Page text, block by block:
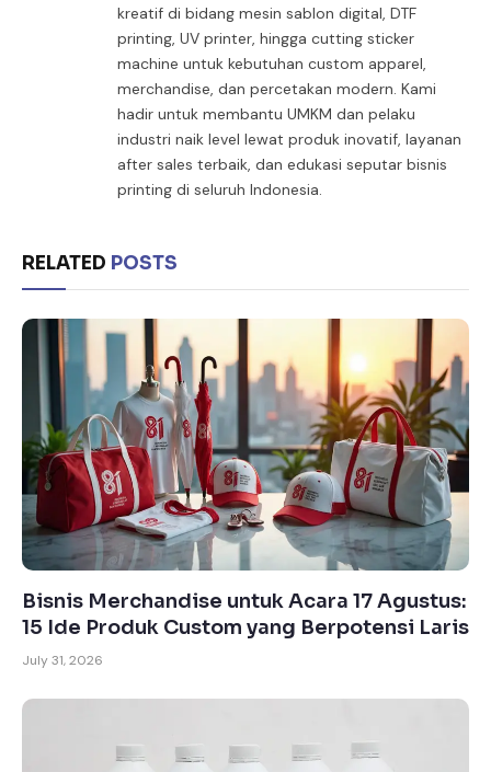
kreatif di bidang mesin sablon digital, DTF
printing, UV printer, hingga cutting sticker
machine untuk kebutuhan custom apparel,
merchandise, dan percetakan modern. Kami
hadir untuk membantu UMKM dan pelaku
industri naik level lewat produk inovatif, layanan
after sales terbaik, dan edukasi seputar bisnis
printing di seluruh Indonesia.
RELATED POSTS
Bisnis Merchandise untuk Acara 17 Agustus:
15 Ide Produk Custom yang Berpotensi Laris
July 31, 2026